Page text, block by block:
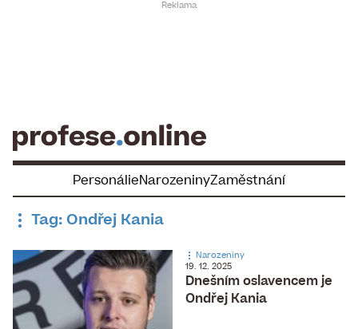
PersonálieNarozeninyZaměstnání
Tag: Ondřej Kania
Dnešním oslavencem je
Ondřej Kania
Narozeniny
19. 12. 2025